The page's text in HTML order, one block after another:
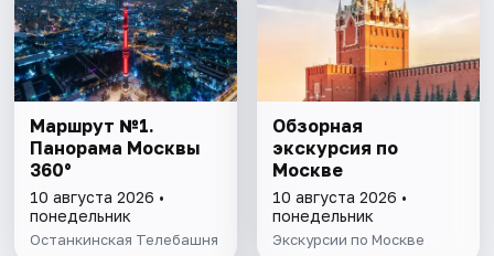
Маршрут №1.
Панорама Москвы
360°
10 августа 2026 •
понедельник
Останкинская Телебашня
Обзорная
экскурсия по
Москве
10 августа 2026 •
понедельник
Экскурсии по Москве